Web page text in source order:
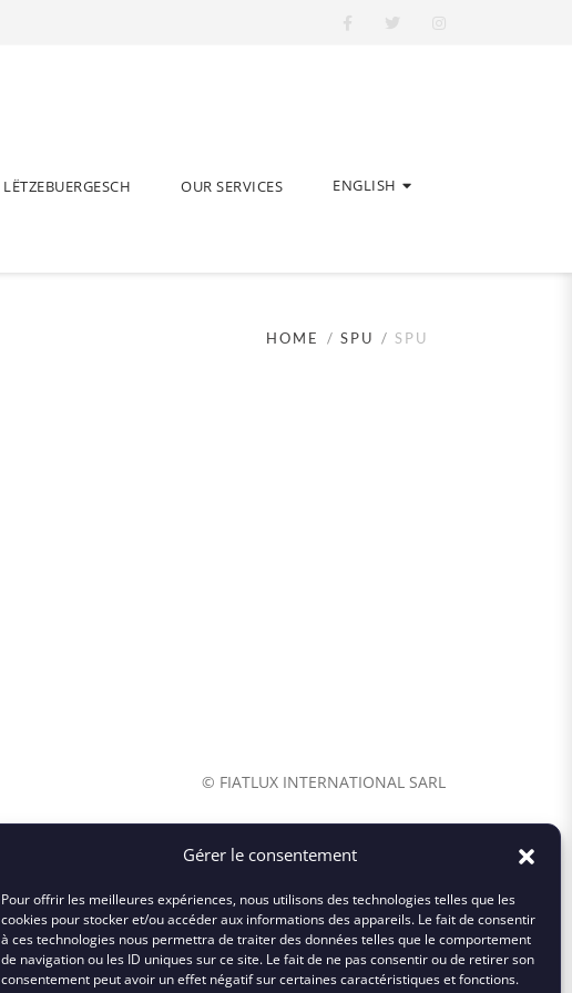
Gérer le consentement
Pour offrir les meilleures expériences, nous utilisons des technologies telles que les
cookies pour stocker et/ou accéder aux informations des appareils. Le fait de consentir
à ces technologies nous permettra de traiter des données telles que le comportement
de navigation ou les ID uniques sur ce site. Le fait de ne pas consentir ou de retirer son
consentement peut avoir un effet négatif sur certaines caractéristiques et fonctions.
LËTZEBUERGESCH OUR SERVICES ENGLISH
HOME SPU SPU
© FIATLUX INTERNATIONAL SARL